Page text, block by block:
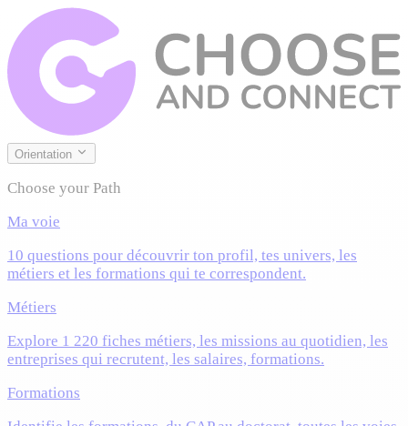
Orientation
Choose your Path
Ma voie
10 questions pour découvrir ton profil, tes univers, les
métiers et les formations qui te correspondent.
Métiers
Explore 1 220 fiches métiers, les missions au quotidien, les
entreprises qui recrutent, les salaires, formations.
Formations